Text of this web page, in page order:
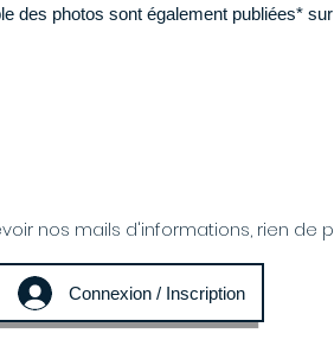
des photos sont également publiées*
nos mails d'informations, rien de
Connexion / Inscription